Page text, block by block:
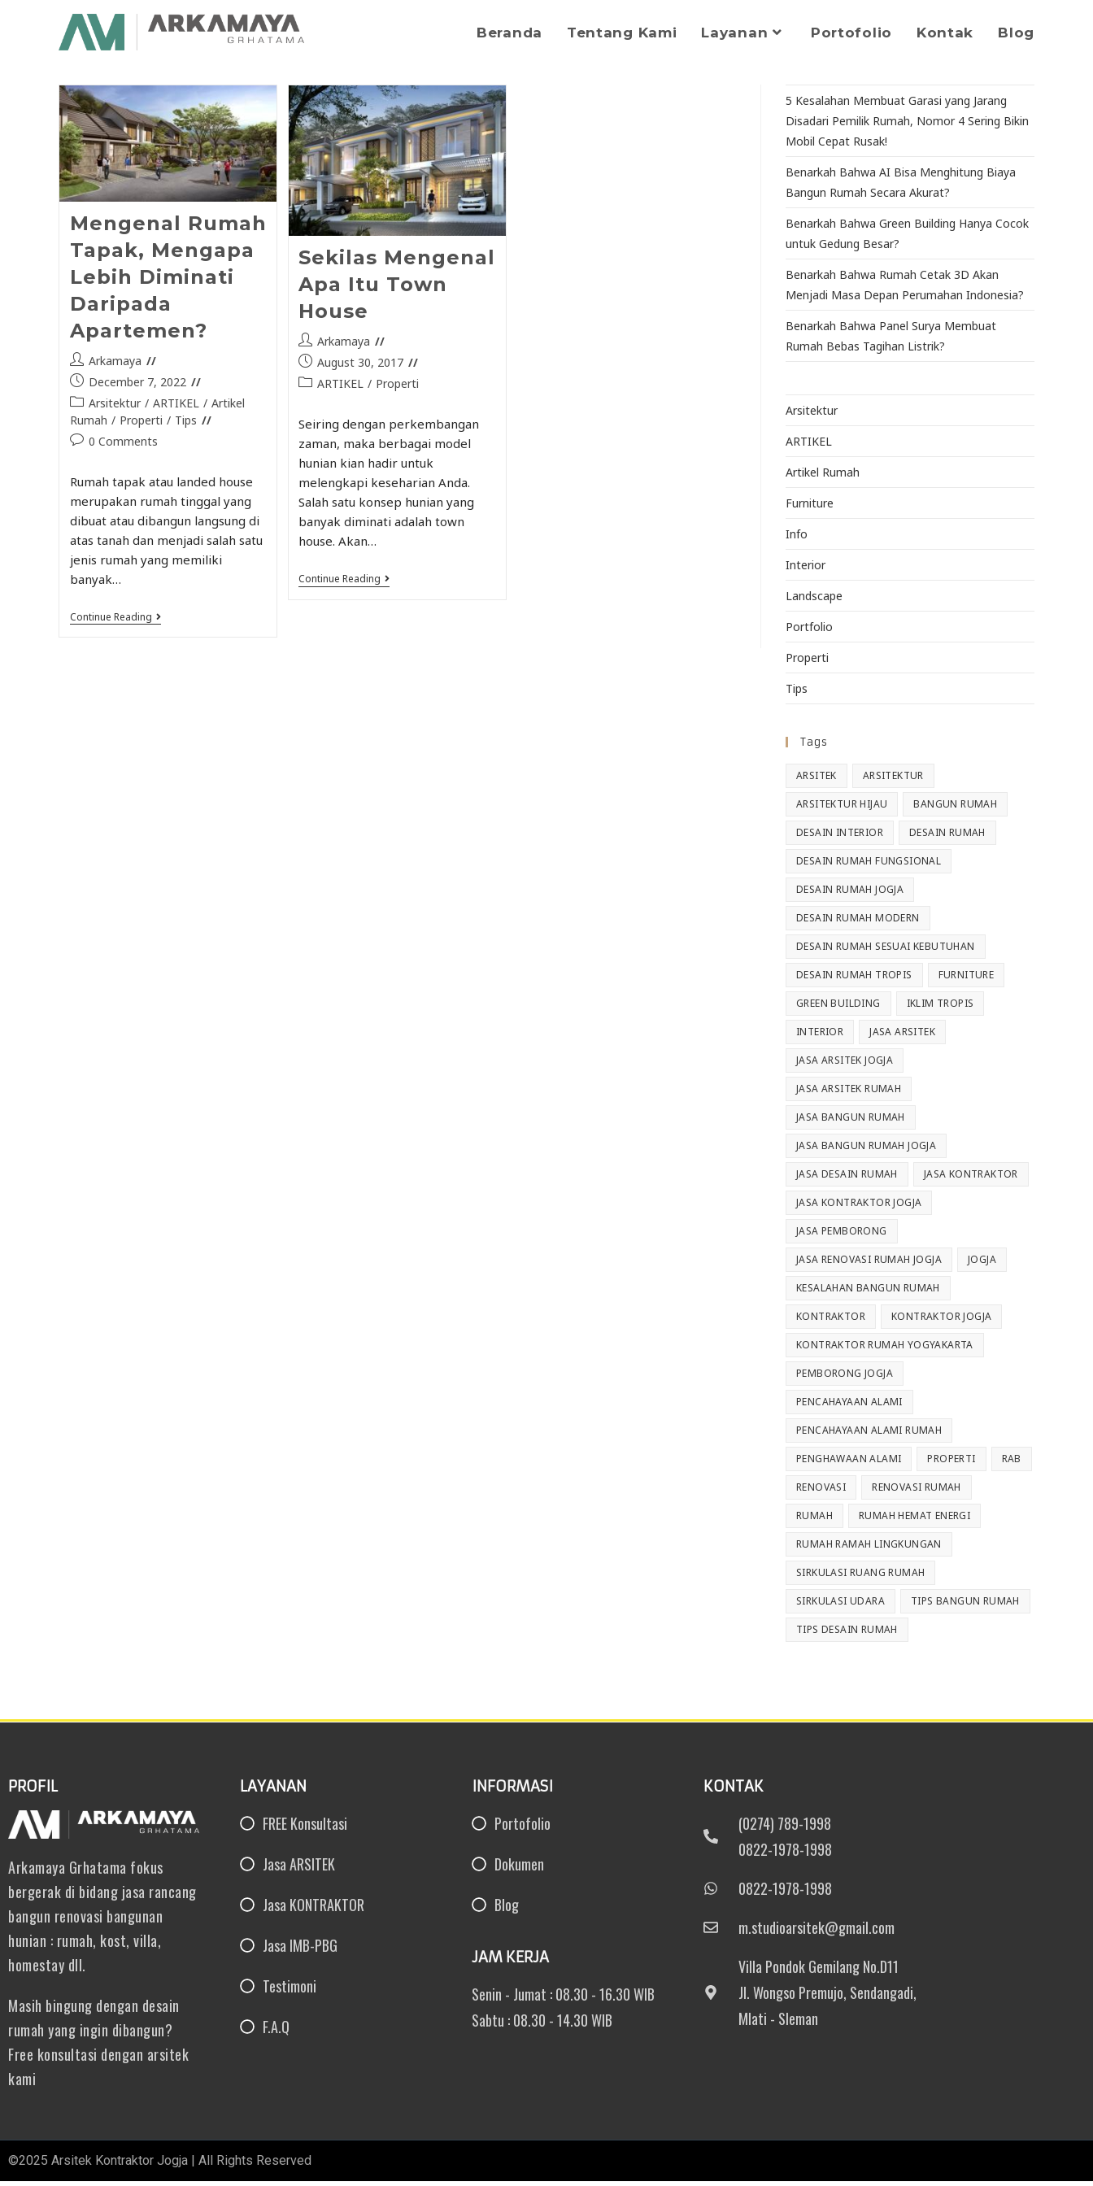
Beranda Tentang Kami Layanan Portofolio Kontak Blog
Mengenal Rumah
Tapak, Mengapa
Lebih Diminati
Daripada
Apartemen?
Arkamaya
December 7, 2022
Arsitektur / ARTIKEL / Artikel
Rumah / Properti / Tips
0 Comments
Rumah tapak atau landed house
merupakan rumah tinggal yang
dibuat atau dibangun langsung di
atas tanah dan menjadi salah satu
jenis rumah yang memiliki
banyak…
Continue Reading
Sekilas Mengenal
Apa Itu Town
House
Arkamaya
August 30, 2017
ARTIKEL / Properti
Seiring dengan perkembangan
zaman, maka berbagai model
hunian kian hadir untuk
melengkapi keseharian Anda.
Salah satu konsep hunian yang
banyak diminati adalah town
house. Akan…
Continue Reading
5 Kesalahan Membuat Garasi yang Jarang
Disadari Pemilik Rumah, Nomor 4 Sering Bikin
Mobil Cepat Rusak!
Benarkah Bahwa AI Bisa Menghitung Biaya
Bangun Rumah Secara Akurat?
Benarkah Bahwa Green Building Hanya Cocok
untuk Gedung Besar?
Benarkah Bahwa Rumah Cetak 3D Akan
Menjadi Masa Depan Perumahan Indonesia?
Benarkah Bahwa Panel Surya Membuat
Rumah Bebas Tagihan Listrik?
Arsitektur
ARTIKEL
Artikel Rumah
Furniture
Info
Interior
Landscape
Portfolio
Properti
Tips
Tags
ARSITEK ARSITEKTUR
ARSITEKTUR HIJAU BANGUN RUMAH
DESAIN INTERIOR DESAIN RUMAH
DESAIN RUMAH FUNGSIONAL
DESAIN RUMAH JOGJA
DESAIN RUMAH MODERN
DESAIN RUMAH SESUAI KEBUTUHAN
DESAIN RUMAH TROPIS FURNITURE
GREEN BUILDING IKLIM TROPIS
INTERIOR JASA ARSITEK
JASA ARSITEK JOGJA
JASA ARSITEK RUMAH
JASA BANGUN RUMAH
JASA BANGUN RUMAH JOGJA
JASA DESAIN RUMAH JASA KONTRAKTOR
JASA KONTRAKTOR JOGJA
JASA PEMBORONG
JASA RENOVASI RUMAH JOGJA JOGJA
KESALAHAN BANGUN RUMAH
KONTRAKTOR KONTRAKTOR JOGJA
KONTRAKTOR RUMAH YOGYAKARTA
PEMBORONG JOGJA
PENCAHAYAAN ALAMI
PENCAHAYAAN ALAMI RUMAH
PENGHAWAAN ALAMI PROPERTI RAB
RENOVASI RENOVASI RUMAH
RUMAH RUMAH HEMAT ENERGI
RUMAH RAMAH LINGKUNGAN
SIRKULASI RUANG RUMAH
SIRKULASI UDARA TIPS BANGUN RUMAH
TIPS DESAIN RUMAH
PROFIL
Arkamaya Grhatama fokus
bergerak di bidang jasa rancang
bangun renovasi bangunan
hunian : rumah, kost, villa,
homestay dll.
Masih bingung dengan desain
rumah yang ingin dibangun?
Free konsultasi dengan arsitek
kami
LAYANAN
FREE Konsultasi
Jasa ARSITEK
Jasa KONTRAKTOR
Jasa IMB-PBG
Testimoni
F.A.Q
INFORMASI
Portofolio
Dokumen
Blog
JAM KERJA
Senin - Jumat : 08.30 - 16.30 WIB
Sabtu : 08.30 - 14.30 WIB
KONTAK
(0274) 789-1998
0822-1978-1998
0822-1978-1998
m.studioarsitek@gmail.com
Villa Pondok Gemilang No.D11
Jl. Wongso Premujo, Sendangadi,
Mlati - Sleman
©2025 Arsitek Kontraktor Jogja | All Rights Reserved